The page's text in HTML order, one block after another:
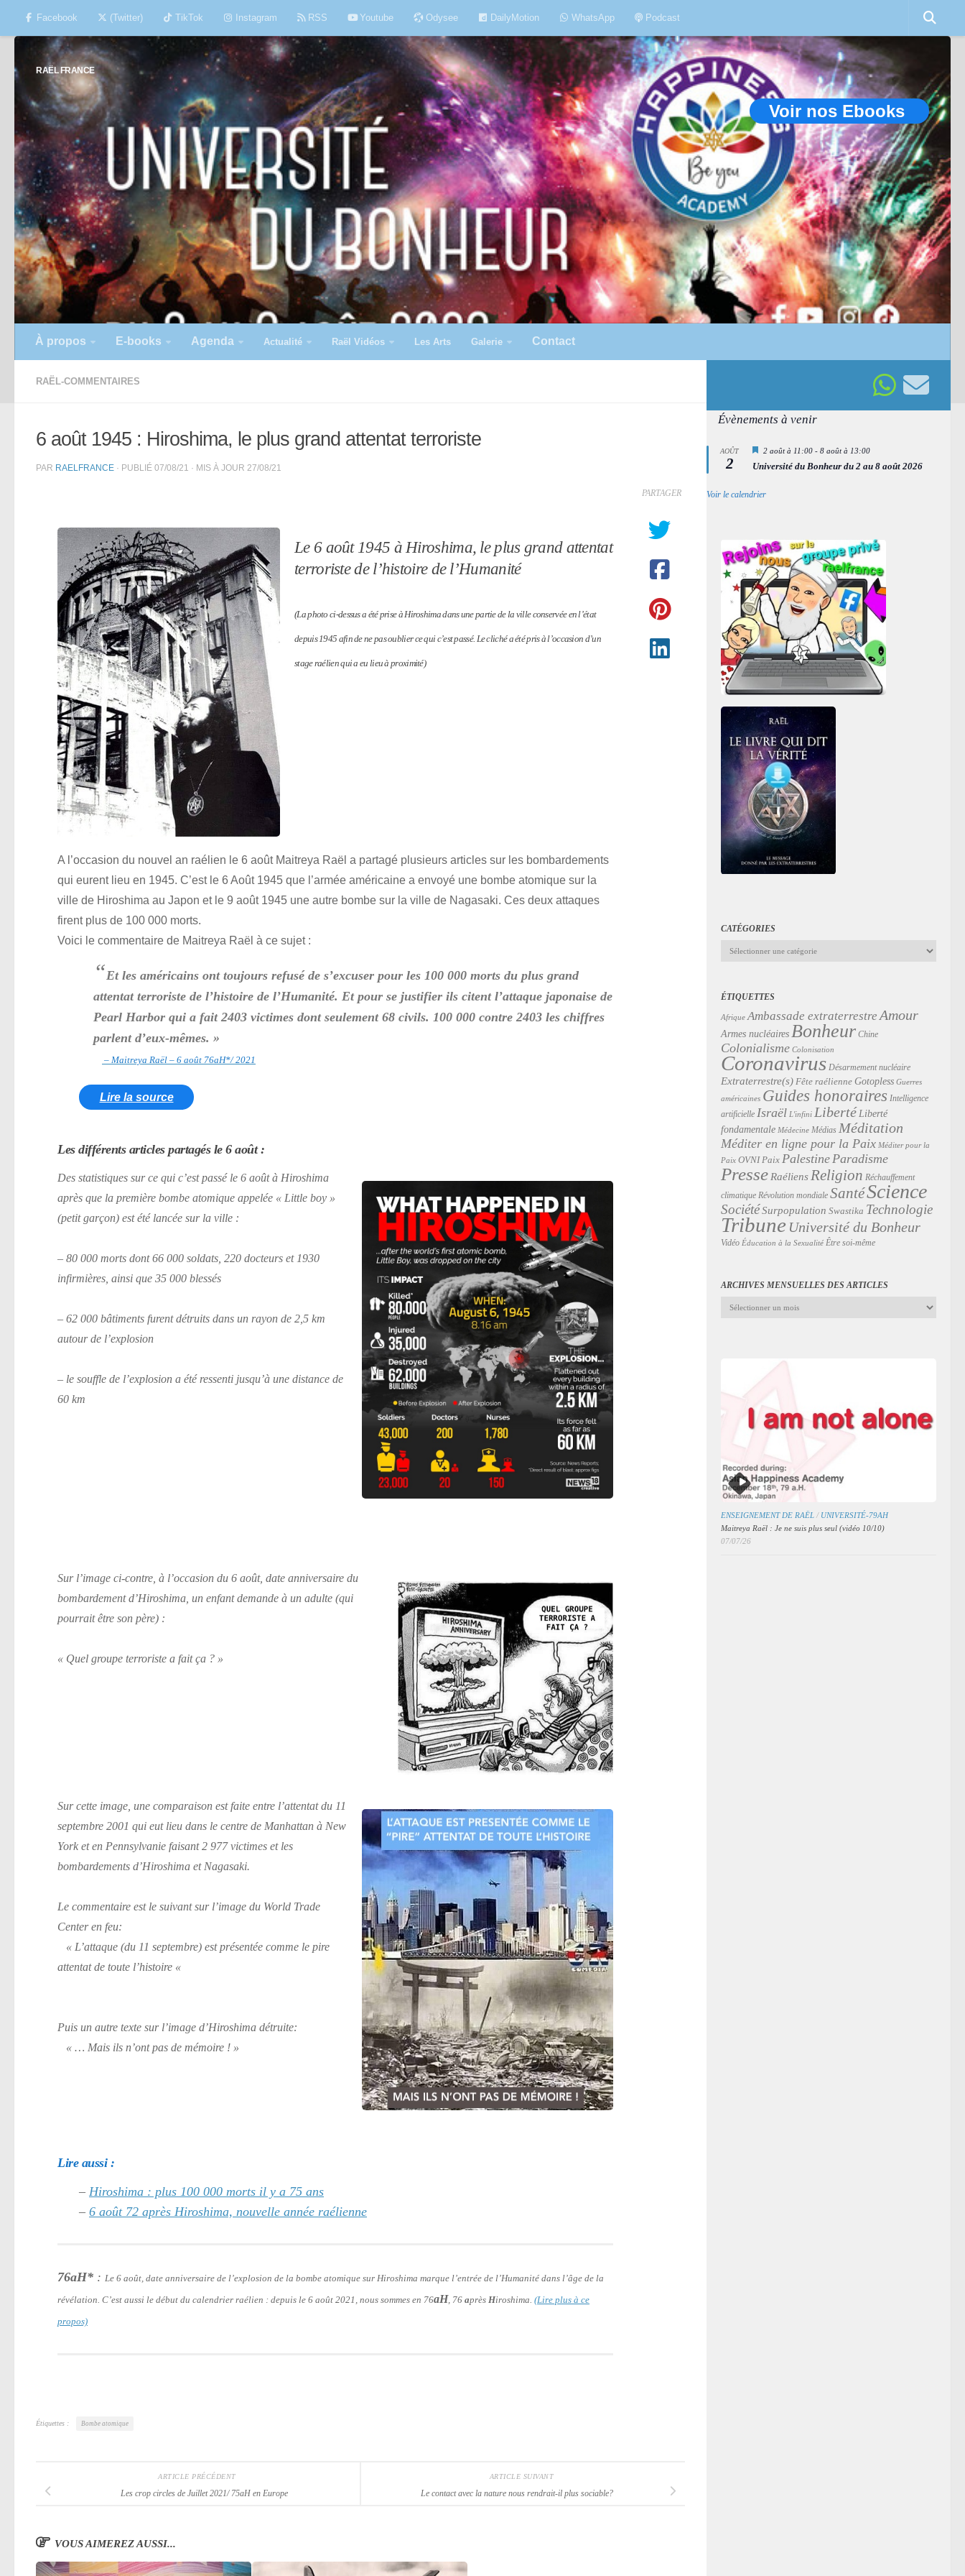
Skip to content
Facebook (Twitter) TikTok Instagram RSS Youtube Odysee DailyMotion WhatsApp Podcast
RAËL FRANCE
Voir nos Ebooks
À propos E-books Agenda Actualité Raël Vidéos Les Arts Galerie Contact
RAËL-COMMENTAIRES
6 août 1945 : Hiroshima, le plus grand attentat terroriste
PAR RAELFRANCE · PUBLIÉ 07/08/21 · MIS À JOUR 27/08/21
Le 6 août 1945 à Hiroshima, le plus grand attentat
terroriste de l’histoire de l’Humanité
(La photo ci-dessus a été prise à Hiroshima dans une partie de la ville conservée en l’état
depuis 1945 afin de ne pas oublier ce qui c’est passé. Le cliché a été pris à l’occasion d’un
stage raélien qui a eu lieu à proximité)
A l’occasion du nouvel an raélien le 6 août Maitreya Raël a partagé plusieurs articles sur les bombardements
qui eurent lieu en 1945. C’est le 6 Août 1945 que l’armée américaine a envoyé une bombe atomique sur la
ville de Hiroshima au Japon et le 9 août 1945 une autre bombe sur la ville de Nagasaki. Ces deux attaques
firent plus de 100 000 morts.
Voici le commentaire de Maitreya Raël à ce sujet :
“Et les américains ont toujours refusé de s’excuser pour les 100 000 morts du plus grand
attentat terroriste de l’histoire de l’Humanité. Et pour se justifier ils citent l’attaque japonaise de
Pearl Harbor qui a fait 2403 victimes dont seulement 68 civils. 100 000 contre 2403 les chiffres
parlent d’eux-mêmes. »
– Maitreya Raël – 6 août 76aH*/ 2021
Lire la source
Les différents articles partagés le 6 août :
Des statistiques sur ce qui c’est passé le 6 août à Hiroshima
après que la première bombe atomique appelée « Little boy »
(petit garçon) est été lancée sur la ville :
– 80 000 morts dont 66 000 soldats, 220 docteurs et 1930
infirmières, ainsi que 35 000 blessés
– 62 000 bâtiments furent détruits dans un rayon de 2,5 km
autour de l’explosion
– le souffle de l’explosion a été ressenti jusqu’à une distance de
60 km
Sur l’image ci-contre, à l’occasion du 6 août, date anniversaire du
bombardement d’Hiroshima, un enfant demande à un adulte (qui
pourrait être son père) :
« Quel groupe terroriste a fait ça ? »
Sur cette image, une comparaison est faite entre l’attentat du 11
septembre 2001 qui eut lieu dans le centre de Manhattan à New
York et en Pennsylvanie faisant 2 977 victimes et les
bombardements d’Hiroshima et Nagasaki.
Le commentaire est le suivant sur l’image du World Trade
Center en feu:
« L’attaque (du 11 septembre) est présentée comme le pire
attentat de toute l’histoire «
Puis un autre texte sur l’image d’Hiroshima détruite:
« … Mais ils n’ont pas de mémoire ! »
Lire aussi :
– Hiroshima : plus 100 000 morts il y a 75 ans
– 6 août 72 après Hiroshima, nouvelle année raélienne
76aH* : Le 6 août, date anniversaire de l’explosion de la bombe atomique sur Hiroshima marque l’entrée de l’Humanité dans l’âge de la
révélation. C’est aussi le début du calendrier raélien : depuis le 6 août 2021, nous sommes en 76aH, 76 après Hiroshima. (Lire plus à ce
propos)
PARTAGER
Étiquettes : Bombe atomique
ARTICLE SUIVANT
Le contact avec la nature nous rendrait-il plus sociable?
ARTICLE PRÉCÉDENT
Les crop circles de Juillet 2021/ 75aH en Europe
VOUS AIMEREZ AUSSI...
Évènements à venir
AOÛT
2
Mis
avant
2 août à 11:00 - 8 août à 13:00
Université du Bonheur du 2 au 8 août 2026
Voir le calendrier
CATÉGORIES
Catégories
ÉTIQUETTES
Afrique Ambassade extraterrestre Amour
Armes nucléaires Bonheur Chine
Colonialisme Colonisation
Coronavirus Désarmement nucléaire
Extraterrestre(s) Fête raélienne Gotopless Guerres
américaines Guides honoraires Intelligence
artificielle Israël L'infini Liberté Liberté
fondamentale Médecine Médias Méditation
Méditer en ligne pour la Paix Méditer pour la
Paix OVNI Paix PalestineParadisme
PresseRaéliens Religion Réchauffement
climatique Révolution mondiale SantéScience
SociétéSurpopulation Swastika Technologie
Tribune Université du Bonheur
Vidéo Éducation à la Sexualité Être soi-même
ARCHIVES MENSUELLES DES ARTICLES
Archives
ENSEIGNEMENT DE RAËL / UNIVERSITÉ-79AH
Maitreya Raël : Je ne suis plus seul (vidéo 10/10)
07/07/26